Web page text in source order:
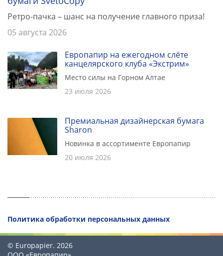
Ретро-пачка – шанс на получение главного приза!
05 августа 2026
Европапир на ежегодном слёте
канцелярского клуба «Экстрим»
Место силы на Горном Алтае
23 июля 2026
Премиальная дизайнерская бумага
Sharon
Новинка в ассортименте Европапир
20 июля 2026
Политика обработки персональных данных
© Europapier. 2026